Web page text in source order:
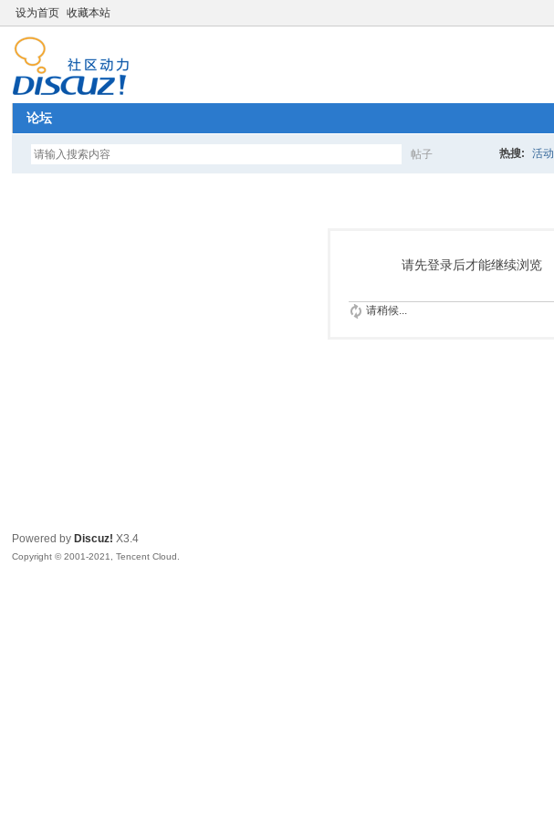
设为首页 收藏本站
论坛
帖子
索
热搜: 活动
请先登录后才能继续浏览
请稍候...
Powered by Discuz! X3.4
Copyright © 2001-2021, Tencent Cloud.